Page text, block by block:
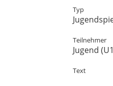
Typ
Teilnehmer
Jugend
Text